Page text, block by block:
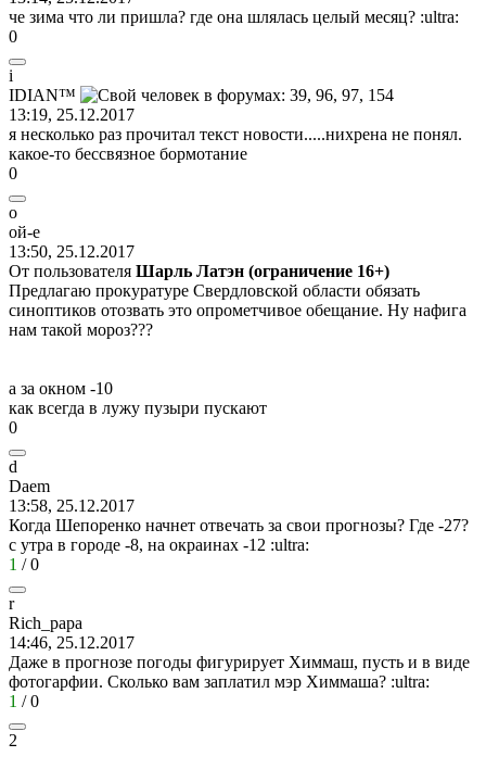
че зима что ли пришла? где она шлялась целый месяц? :ultra:
0
i
IDIАN™
13:19, 25.12.2017
я несколько раз прочитал текст новости.....нихрена не понял.
какое-то бессвязное бормотание
0
о
ой-е
13:50, 25.12.2017
От пользователя Шарль Латэн (ограничение 16+)
Предлагаю прокуратуре Свердловской области обязать
синоптиков отозвать это опрометчивое обещание. Ну нафига
нам такой мороз???
а за окном -10
как всегда в лужу пузыри пускают
0
d
Daem
13:58, 25.12.2017
Когда Шепоренко начнет отвечать за свои прогнозы? Где -27?
с утра в городе -8, на окраинах -12 :ultra:
1 /0
r
Rich_papa
14:46, 25.12.2017
Даже в прогнозе погоды фигурирует Химмаш, пусть и в виде
фотогарфии. Сколько вам заплатил мэр Химмаша? :ultra:
1 /0
2